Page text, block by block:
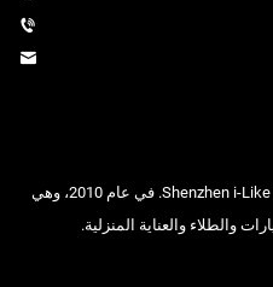
تأسست شركة Shenzhen i-Like Fine Chemical Co., Ltd. في عام 2010، وهي
والطلاء والعناية المنزلية.